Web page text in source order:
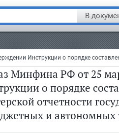
В
Минфина РФ от 25
о порядке
отчетности
и автономных